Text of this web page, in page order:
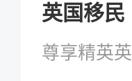
英国移民
尊享精英